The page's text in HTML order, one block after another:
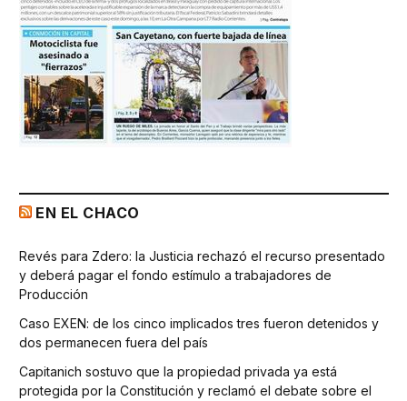
EN EL CHACO
Revés para Zdero: la Justicia rechazó el recurso presentado
y deberá pagar el fondo estímulo a trabajadores de
Producción
Caso EXEN: de los cinco implicados tres fueron detenidos y
dos permanecen fuera del país
Capitanich sostuvo que la propiedad privada ya está
protegida por la Constitución y reclamó el debate sobre el